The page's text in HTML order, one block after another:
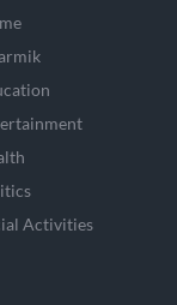
Activities